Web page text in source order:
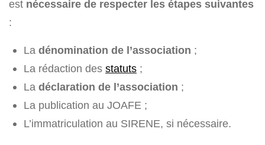
est nécessaire de respecter les étapes suivantes
:
La dénomination de l’association ;
La rédaction des statuts ;
La déclaration de l’association ;
La publication au JOAFE ;
L’immatriculation au SIRENE, si nécessaire.